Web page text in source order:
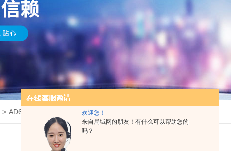
欢迎您！
来自局域网的朋友！有什么可以帮助您的
吗？
> AD6035全智能多次脉冲电缆故障测试仪